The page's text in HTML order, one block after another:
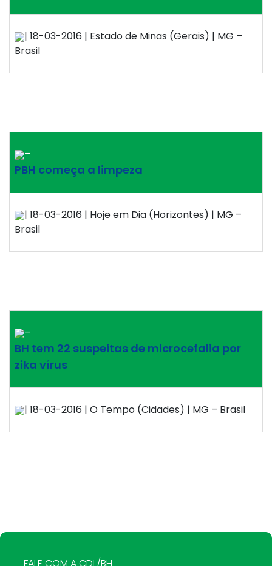
| 18-03-2016 | Estado de Minas (Gerais) | MG –
Brasil
–
PBH começa a limpeza
| 18-03-2016 | Hoje em Dia (Horizontes) | MG –
Brasil
–
BH tem 22 suspeitas de microcefalia por
zika vírus
| 18-03-2016 | O Tempo (Cidades) | MG – Brasil